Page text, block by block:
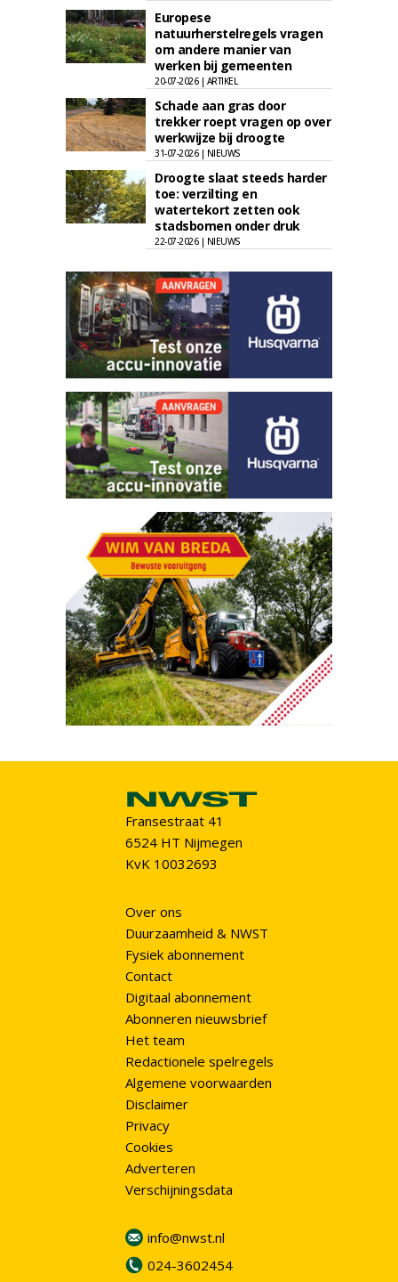
Europese
natuurherstelregels vragen
om andere manier van
werken bij gemeenten
20-07-2026 | ARTIKEL
Schade aan gras door
trekker roept vragen op over
werkwijze bij droogte
31-07-2026 | NIEUWS
Droogte slaat steeds harder
toe: verzilting en
watertekort zetten ook
stadsbomen onder druk
22-07-2026 | NIEUWS
Fransestraat 41
6524 HT Nijmegen
KvK 10032693
Over ons
Duurzaamheid & NWST
Fysiek abonnement
Contact
Digitaal abonnement
Abonneren nieuwsbrief
Het team
Redactionele spelregels
Algemene voorwaarden
Disclaimer
Privacy
Cookies
Adverteren
Verschijningsdata
info@nwst.nl
024-3602454